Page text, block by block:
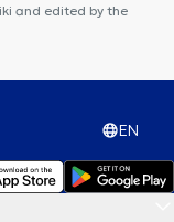
and edited by the
EN